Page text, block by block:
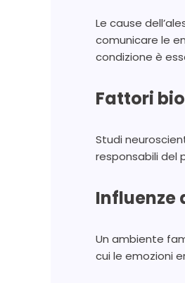
Le cause
comunicare le
condizione è
Fattori
Studi
responsabili del
Influenze
Un ambiente
cui le emozioni